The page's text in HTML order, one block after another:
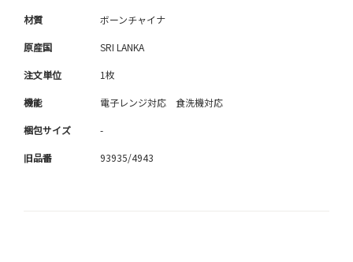
材質 ボーンチャイナ
原産国 SRI LANKA
注文単位 1枚
機能 電子レンジ対応 食洗機対応
梱包サイズ -
旧品番 93935/4943